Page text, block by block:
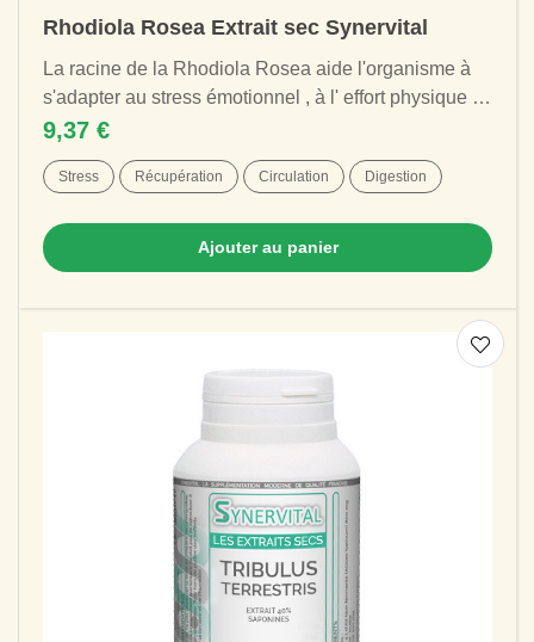
Rhodiola Rosea Extrait sec Synervital
La racine de la Rhodiola Rosea aide l'organisme à
s'adapter au stress émotionnel , à l' effort physique , à
9,37 €
Stress Récupération Circulation Digestion
Ajouter au panier